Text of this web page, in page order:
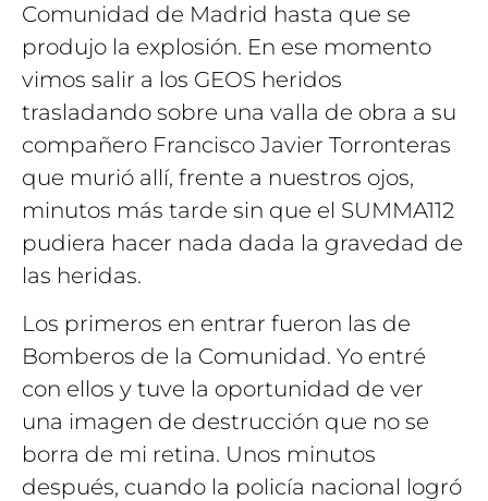
Comunidad de Madrid hasta que se
produjo la explosión. En ese momento
vimos salir a los GEOS heridos
trasladando sobre una valla de obra a su
compañero Francisco Javier Torronteras
que murió allí, frente a nuestros ojos,
minutos más tarde sin que el SUMMA112
pudiera hacer nada dada la gravedad de
las heridas.
Los primeros en entrar fueron las de
Bomberos de la Comunidad. Yo entré
con ellos y tuve la oportunidad de ver
una imagen de destrucción que no se
borra de mi retina. Unos minutos
después, cuando la policía nacional logró